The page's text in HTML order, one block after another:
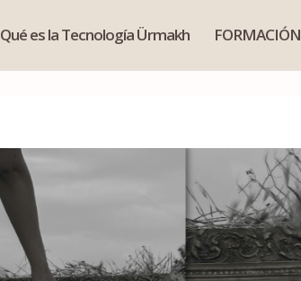
Qué es la Tecnología Ürmakh FORMACIÓN